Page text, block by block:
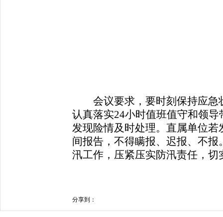
会议要求，要时刻保持应急
认真落实24小时值班值守和领
发现险情及时处理。直属单位
间报告，不得瞒报、迟报、不
汛工作，压紧压实防汛责任，
分享到：